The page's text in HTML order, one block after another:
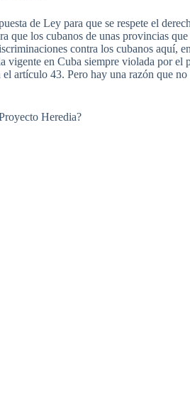
de Ley para que se respete el
que los cubanos de unas provincias
contra los cubanos aquí,
vigente en Cuba siempre violada por el
artículo 43. Pero hay una razón que
Heredia?